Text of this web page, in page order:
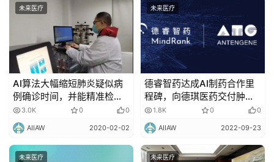
未来医疗
AI算法大幅缩短肺炎疑似病
例确诊时间，并能精准检测
出病毒的变异情况！
3.0K 0 0
AIIAW 2020-02-02
未来医疗
德睿智药达成AI制药合作里
程碑，向德琪医药交付肿瘤
双靶点先导化合物
1.8K 0 0
AIIAW 2022-09-23
未来医疗 未来医疗